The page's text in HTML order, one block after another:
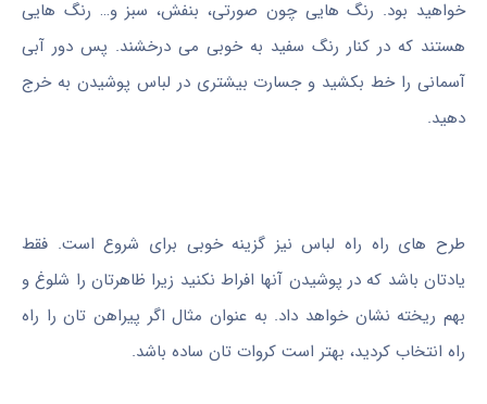
خواهید بود. رنگ هایی چون صورتی، بنفش، سبز و… رنگ هایی
هستند که در کنار رنگ سفید به خوبی می درخشند. پس دور آبی
آسمانی را خط بکشید و جسارت بیشتری در لباس پوشیدن به خرج
دهید.
طرح های راه راه لباس نیز گزینه خوبی برای شروع است. فقط
یادتان باشد که در پوشیدن آنها افراط نکنید زیرا ظاهرتان را شلوغ و
بهم ریخته نشان خواهد داد. به عنوان مثال اگر پیراهن تان را راه
راه انتخاب کردید، بهتر است کروات تان ساده باشد.